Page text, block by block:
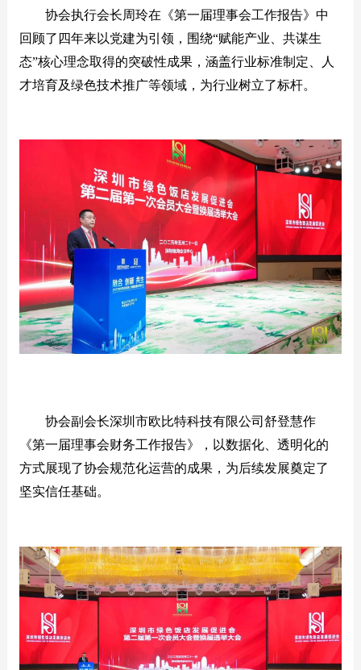
协会执行会长周玲在《第一届理事会工作报告》中
回顾了四年来以党建为引领，围绕“赋能产业、共谋生
态”核心理念取得的突破性成果，涵盖行业标准制定、人
才培育及绿色技术推广等领域，为行业树立了标杆。
协会副会长深圳市欧比特科技有限公司舒登慧作
《第一届理事会财务工作报告》，以数据化、透明化的
方式展现了协会规范化运营的成果，为后续发展奠定了
坚实信任基础。